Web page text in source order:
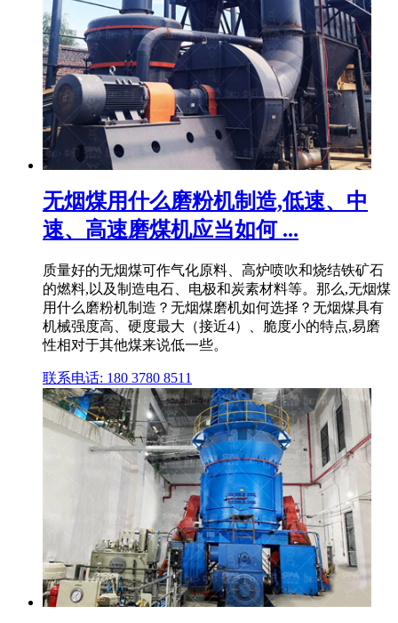
无烟煤用什么磨粉机制造,低速、中
速、高速磨煤机应当如何 ...
质量好的无烟煤可作气化原料、高炉喷吹和烧结铁矿石
的燃料,以及制造电石、电极和炭素材料等。那么,无烟煤
用什么磨粉机制造？无烟煤磨机如何选择？无烟煤具有
机械强度⾼、硬度最大（接近4）、脆度小的特点,易磨
性相对于其他煤来说低一些。
联系电话: 180 3780 8511